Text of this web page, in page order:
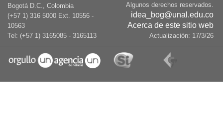
Bogotá D.C., Colombia
(+57 1) 316 5000 Ext. 10556 -
10563
Tel: (+57 1) 3165085 - 3165113
Algunos derechos reservados.
idea_bog@unal.edu.co
Acerca de este sitio web
Actualización: 17/3/26